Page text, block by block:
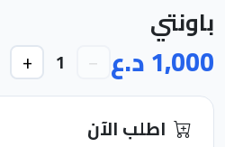
باونتي
1,000 د.ع −
1
+
اطلب الآن